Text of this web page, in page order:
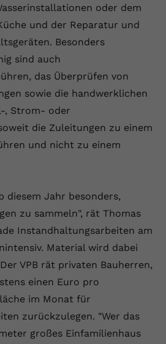
oder dem
und der Reparatur und
Besonders
sind auch
das Überprüfen von
sowie die handwerklichen
, Strom- oder
die Zuleitungen zu einem
und nicht zu einem
diesem Jahr besonders,
zu sammeln", rät Thomas
Instandhaltungsarbeiten am
Material wird dabei
VPB rät privaten Bauherren,
einen Euro pro
im Monat für
zurückzulegen. "Wer das
großes Einfamilienhaus
von YouTube gesetzte Cookie
eine eindeutige ID, um
darüber zu speichern, welche
von YouTube der Nutzer
hat.
von YouTube gesetzte Cookie
eine eindeutige ID, um
darüber zu speichern, welche
von YouTube der Nutzer
hat.